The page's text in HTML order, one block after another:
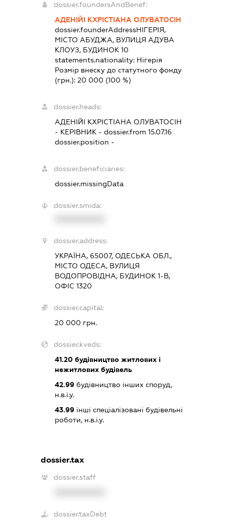
dossier.foundersAndBenef:
АДЕНІЙІ КХРІСТІАНА ОЛУВАТОСІН
dossier.founderAddressНІГЕРІЯ,
МІСТО АБУДЖА, ВУЛИЦЯ АДУВА
КЛОУЗ, БУДИНОК 10
statements.nationality: Нігерія
Розмір внеску до статутного фонду
(грн.): 20 000 (100 %)
dossier.heads:
АДЕНІЙІ КХРІСТІАНА ОЛУВАТОСІН
- КЕРІВНИК- dossier.from 15.07.16
dossier.position -
dossier.beneficiaries:
dossier.missingData
dossier.smida:
dossier.address:
УКРАЇНА, 65007, ОДЕСЬКА ОБЛ.,
МІСТО ОДЕСА, ВУЛИЦЯ
ВОДОПРОВІДНА, БУДИНОК 1-В,
ОФІС 1320
dossier.capital:
20 000 грн.
dossier.kveds:
41.20будівництво житлових і
нежитлових будівель
42.99будівництво інших споруд,
н.в.і.у.
43.99інші спеціалізовані будівельні
роботи, н.в.і.у.
dossier.tax
dossier.staff
dossier.taxDebt